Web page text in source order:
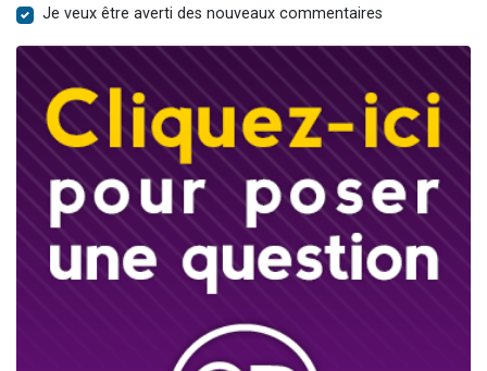
Je veux être averti des nouveaux commentaires